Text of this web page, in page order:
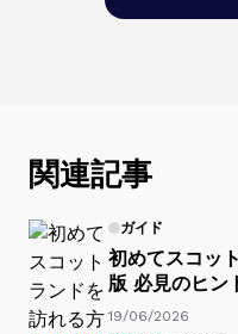
関連記事
ガイド
初めてスコッ
版 必見のヒン
19/06/2026